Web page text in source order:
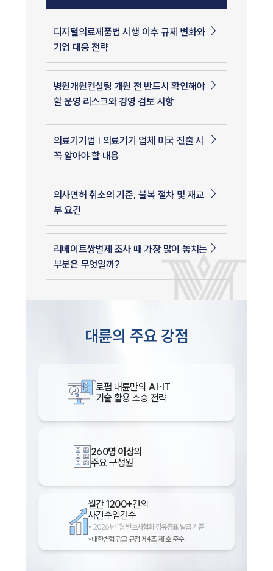
인재채용
만화로 보는 사례
디지털의료제품법 시행 이후 규제 변화와
기업 대응 전략
병원개원컨설팅 개원 전 반드시 확인해야
할 운영 리스크와 경영 검토 사항
의료기기법 | 의료기기 업체 미국 진출 시
꼭 알아야 할 내용
의사면허 취소의 기준, 불복 절차 및 재교
부 요건
리베이트쌍벌제 조사 때 가장 많이 놓치는
부분은 무엇일까?
대륜의 주요 강점
로펌 대륜만의 AI·IT
기술 활용 소송 전략
260명 이상의
주요 구성원
월간1200+건의
사건수임건수
* 2026년 1월 변호사협회 경유증표 발급 기준
*대한변협 광고 규정 제4조 제1호 준수